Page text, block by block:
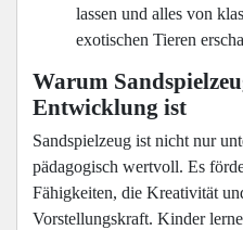
lassen und alles von
exotischen Tieren
Warum
Entwicklung ist
Sandspielzeug ist nicht nur
pädagogisch wertvoll. Es
Fähigkeiten, die Kreativität
Vorstellungskraft. Kinder